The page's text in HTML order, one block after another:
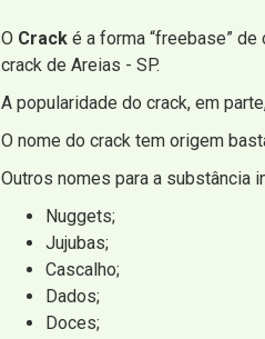
O Crack é a forma “freebase”
crack de Areias - SP.
A popularidade do crack, em
O nome do crack tem origem
Outros nomes para a substância
Nuggets;
Jujubas;
Cascalho;
Dados;
Doces;